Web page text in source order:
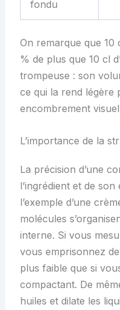
fondu
On remarque que 10
% de plus que 10 cl
trompeuse : son
ce qui la rend légère
encombrement
L’importance de la
La précision d’une
l’ingrédient et de
l’exemple d’une
molécules
interne. Si vous
vous emprisonnez
plus faible que si
compactant. De
huiles et dilate les